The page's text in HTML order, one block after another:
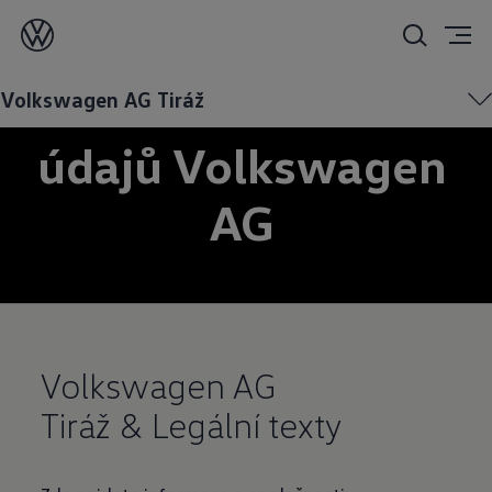
Volkswagen AG Tiráž
Ochrana osobních
údajů Volkswagen
AG
Volkswagen AG
Tiráž & Legální texty